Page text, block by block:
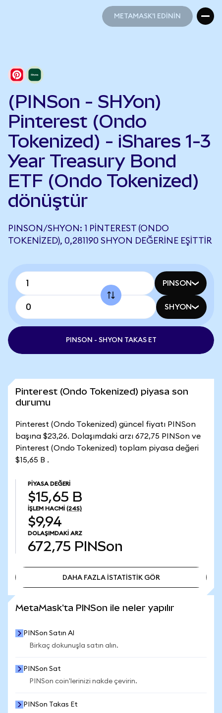
METAMASK'I EDİNİN
(PINSon - SHYon)
Pinterest (Ondo
Tokenized) - iShares 1-3
Year Treasury Bond
ETF (Ondo Tokenized)
dönüştür
PINSON/SHYON: 1 PINTEREST (ONDO
TOKENIZED), 0,281190 SHYON DEĞERINE EŞITTIR
PINSON
SHYON
PINSON - SHYON TAKAS ET
Pinterest (Ondo Tokenized) piyasa son
durumu
Pinterest (Ondo Tokenized) güncel fiyatı PINSon
başına $23,26. Dolaşımdaki arzı 672,75 PINSon ve
Pinterest (Ondo Tokenized) toplam piyasa değeri
$15,65 B .
PIYASA DEĞERI
$15,65 B
İŞLEM HACMI (24S)
$9,94
DOLAŞIMDAKI ARZ
672,75 PINSon
DAHA FAZLA İSTATİSTİK GÖR
MetaMask'ta PINSon ile neler yapılır
PINSon Satın Al
Birkaç dokunuşla satın alın.
PINSon Sat
PINSon coin'lerinizi nakde çevirin.
PINSon Takas Et